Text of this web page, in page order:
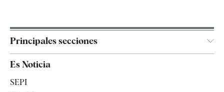
Principales secciones
España
Es Noticia
SEPI